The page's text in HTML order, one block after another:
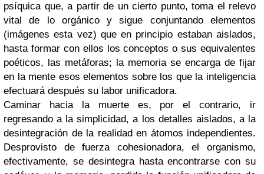
psíquica que, a partir de un cierto punto, toma el relevo
vital de lo orgánico y sigue conjuntando elementos
(imágenes esta vez) que en principio estaban aislados,
hasta formar con ellos los conceptos o sus equivalentes
poéticos, las metáforas; la memoria se encarga de fijar
en la mente esos elementos sobre los que la inteligencia
efectuará después su labor unificadora.
Caminar hacia la muerte es, por el contrario, ir
regresando a la simplicidad, a los detalles aislados, a la
desintegración de la realidad en átomos independientes.
Desprovisto de fuerza cohesionadora, el organismo,
efectivamente, se desintegra hasta encontrarse con su